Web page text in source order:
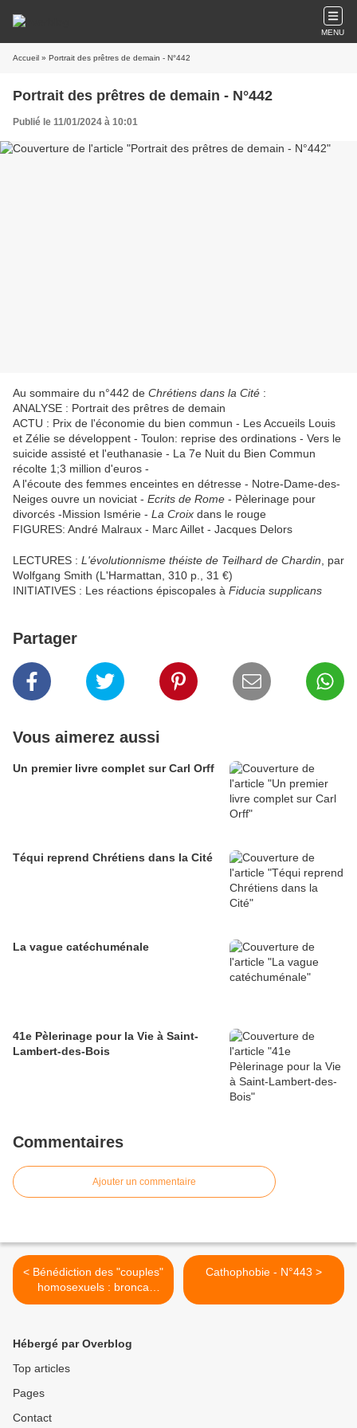
MENU
Accueil » Portrait des prêtres de demain - N°442
Portrait des prêtres de demain - N°442
Publié le 11/01/2024 à 10:01
Au sommaire du n°442 de Chrétiens dans la Cité :
ANALYSE : Portrait des prêtres de demain
ACTU : Prix de l'économie du bien commun - Les Accueils Louis
et Zélie se développent - Toulon: reprise des ordinations - Vers le
suicide assisté et l'euthanasie - La 7e Nuit du Bien Commun
récolte 1;3 million d'euros -
A l'écoute des femmes enceintes en détresse - Notre-Dame-des-
Neiges ouvre un noviciat - Ecrits de Rome - Pèlerinage pour
divorcés -Mission Ismérie - La Croix dans le rouge
FIGURES: André Malraux - Marc Aillet - Jacques Delors
LECTURES : L'évolutionnisme théiste de Teilhard de Chardin , par
Wolfgang Smith (L'Harmattan, 310 p., 31 €)
INITIATIVES : Les réactions épiscopales à Fiducia supplicans
Partager
Vous aimerez aussi
Un premier livre complet sur Carl Orff
Téqui reprend Chrétiens dans la Cité
La vague catéchuménale
41e Pèlerinage pour la Vie à Saint-
Lambert-des-Bois
Commentaires
Ajouter un commentaire
< Bénédiction des "couples"
homosexuels : bronca
contre Rome
Cathophobie - N°443 >
Hébergé par Overblog
Top articles
Pages
Contact